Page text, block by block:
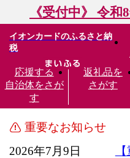
《受付中》 令
イオンカードのふるさと納
税
応援する
自治体をさが
す
返礼品を
さがす
重要なお知らせ
2026年7月9日